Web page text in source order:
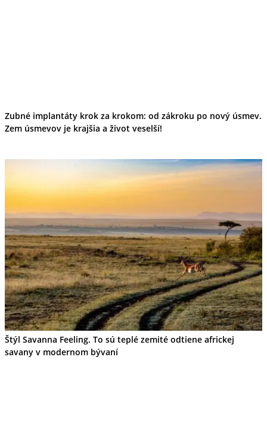
Zubné implantáty krok za krokom: od zákroku po nový úsmev.
Zem úsmevov je krajšia a život veselší!
Štýl Savanna Feeling. To sú teplé zemité odtiene africkej
savany v modernom bývaní